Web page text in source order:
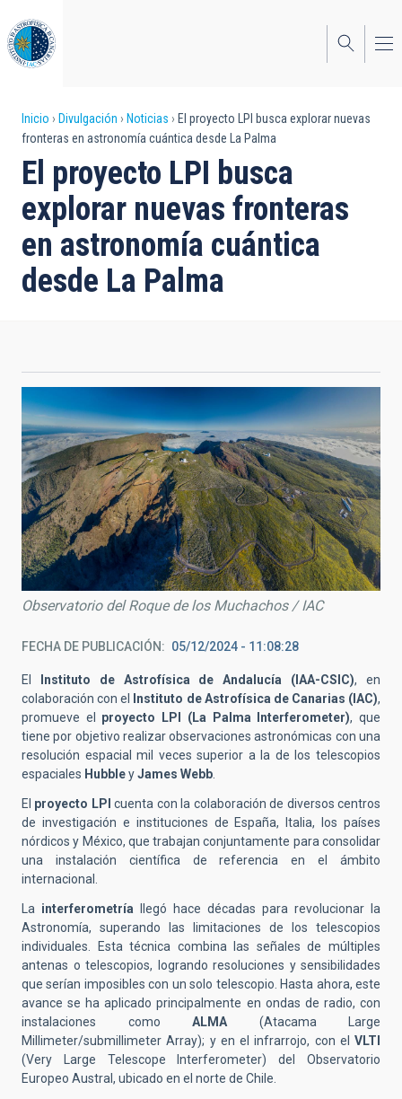
al
contenido
principal
Sobrescribir
enlaces
de
ayuda
a
la
Inicio Divulgación Noticias
El proyecto LPI busca explorar nuevas
fronteras en astronomía cuántica desde La Palma
El proyecto LPI busca
explorar nuevas fronteras
en astronomía cuántica
desde La Palma
Observatorio del Roque de los Muchachos / IAC
FECHA DE PUBLICACIÓN 05/12/2024 - 11:08:28
El Instituto de Astrofísica de Andalucía (IAA-CSIC), en
colaboración con el Instituto de Astrofísica de Canarias (IAC),
promueve el proyecto LPI (La Palma Interferometer), que
tiene por objetivo realizar observaciones astronómicas con una
resolución espacial mil veces superior a la de los telescopios
espaciales HubbleyJames Webb
El proyecto LPI cuenta con la colaboración de diversos centros
de investigación e instituciones de España, Italia, los países
nórdicos y México, que trabajan conjuntamente para consolidar
una instalación científica de referencia en el ámbito
internacional.
La interferometría llegó hace décadas para revolucionar la
Astronomía, superando las limitaciones de los telescopios
individuales. Esta técnica combina las señales de múltiples
antenas o telescopios, logrando resoluciones y sensibilidades
que serían imposibles con un solo telescopio. Hasta ahora, este
avance se ha aplicado principalmente en ondas de radio, con
instalaciones como ALMA (Atacama Large
Millimeter/submillimeter Array); y en el infrarrojo, con el VLTI
(Very Large Telescope Interferometer) del Observatorio
Europeo Austral, ubicado en el norte de Chile.